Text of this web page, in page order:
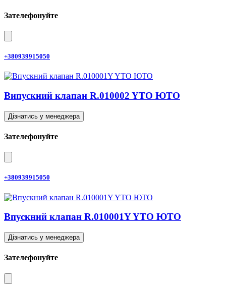
Зателефонуйте
+380939915050
Випускний клапан R.010002 YTO ЮТО
Дізнатись у менеджера
Зателефонуйте
+380939915050
Впускний клапан R.010001Y YTO ЮТО
Дізнатись у менеджера
Зателефонуйте